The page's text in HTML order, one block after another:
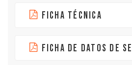
FICHA TÉCNICA
FICHA DE DATOS DE